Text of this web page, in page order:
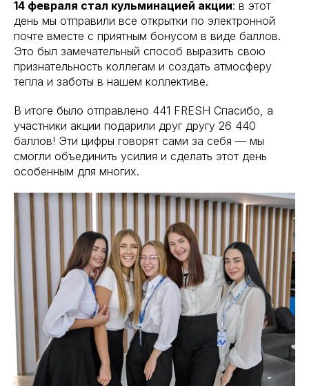
14 февраля стал кульминацией акции: в этот
день мы отправили все открытки по электронной
почте вместе с приятным бонусом в виде баллов.
Это был замечательный способ выразить свою
признательность коллегам и создать атмосферу
тепла и заботы в нашем коллективе.
В итоге было отправлено 441 FRESH Спасибо, а
участники акции подарили друг другу 26 440
баллов! Эти цифры говорят сами за себя — мы
смогли объединить усилия и сделать этот день
особенным для многих.